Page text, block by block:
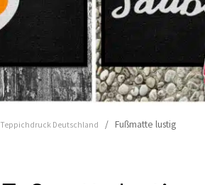
Teppichdruck Deutschland / Fußmatte lustig